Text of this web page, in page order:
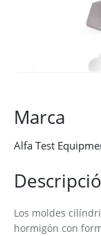
Marca
Alfa Test
Los moldes
hormigón con